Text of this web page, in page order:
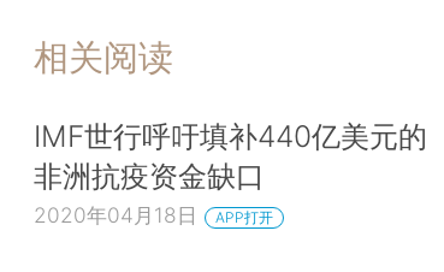
相关阅读
IMF世行呼吁填补440亿美元的
非洲抗疫资金缺口
2020年04月18日 APP打开